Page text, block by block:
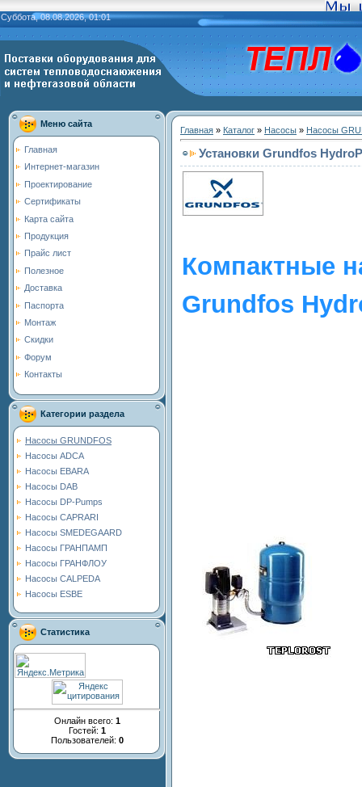
Суббота, 08.08.2026, 01:01
Меню сайта
Главная
Интернет-магазин
Проектирование
Сертификаты
Карта сайта
Продукция
Прайс лист
Полезное
Доставка
Паспорта
Монтаж
Скидки
Форум
Контакты
Категории раздела
Насосы GRUNDFOS
Насосы ADCA
Насосы EBARA
Насосы DAB
Насосы DP-Pumps
Насосы CAPRARI
Насосы SMEDEGAARD
Насосы ГРАНПАМП
Насосы ГРАНФЛОУ
Насосы CALPEDA
Насосы ESBE
Статистика
Онлайн всего: 1
Гостей: 1
Пользователей: 0
Главная » Каталог » Насосы » Насосы
Установки Grundfos
Компактные
Grundfos